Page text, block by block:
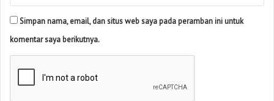
Simpan nama, email, dan situs web saya pada peramban ini untuk
komentar saya berikutnya.